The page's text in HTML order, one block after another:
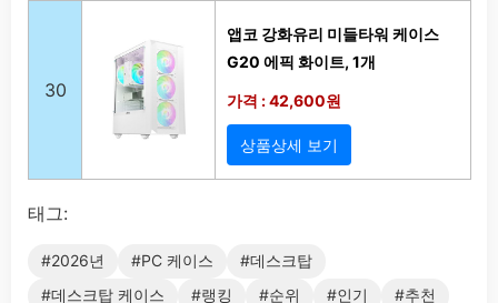
30
앱코 강화유리 미들타워 케이스
G20 에픽 화이트, 1개
가격 : 42,600원
상품상세 보기
태그:
#2026년 #PC 케이스
#데스크탑
#데스크탑 케이스
#랭킹 #순위 #인기 #추천